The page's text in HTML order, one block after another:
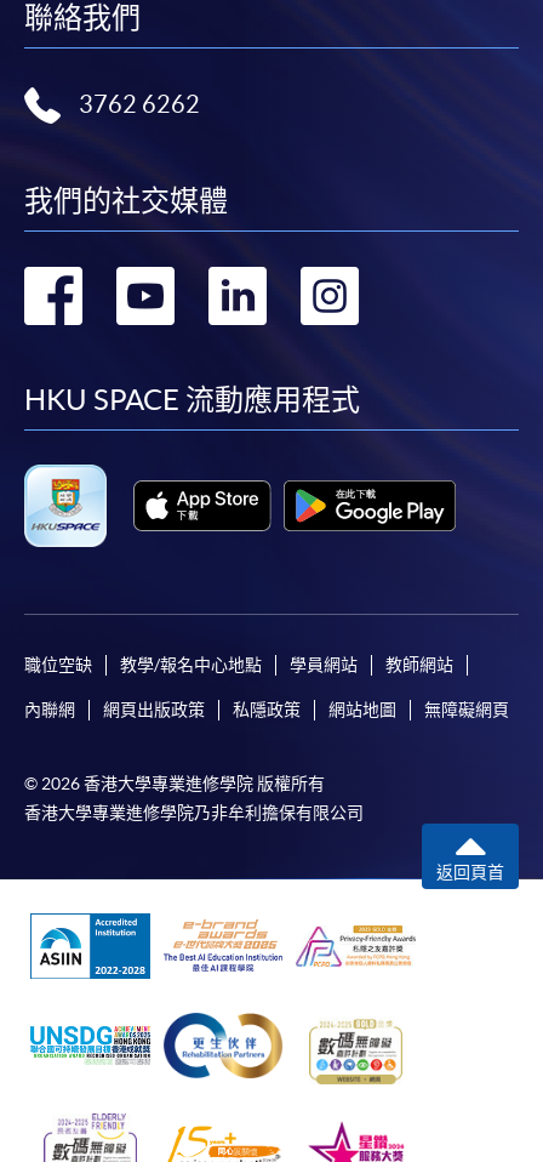
聯絡我們
3762 6262
我們的社交媒體
轉
facebook
轉
youtube
轉
linkedin
HKU SPACE 流動應用程式
職位空缺 教學/報名中心地點 學員網站 教師網站
內聯網 網頁出版政策 私隱政策 網站地圖 無障礙網頁
© 2026 香港大學專業進修學院 版權所有
香港大學專業進修學院乃非牟利擔保有限公司
返回頁首